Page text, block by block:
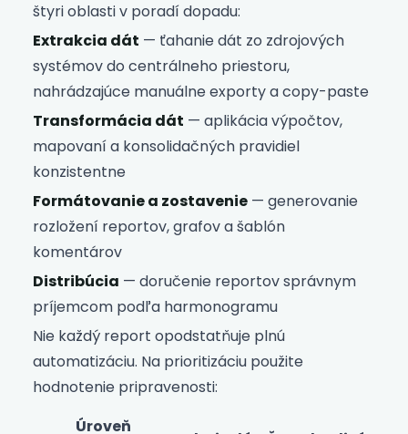
štyri oblasti v poradí dopadu:
Extrakcia dát — ťahanie dát zo zdrojových
systémov do centrálneho priestoru,
nahrádzajúce manuálne exporty a copy-paste
Transformácia dát — aplikácia výpočtov,
mapovaní a konsolidačných pravidiel
konzistentne
Formátovanie a zostavenie — generovanie
rozložení reportov, grafov a šablón
komentárov
Distribúcia — doručenie reportov správnym
príjemcom podľa harmonogramu
Nie každý report opodstatňuje plnú
automatizáciu. Na prioritizáciu použite
hodnotenie pripravenosti:
Úroveň